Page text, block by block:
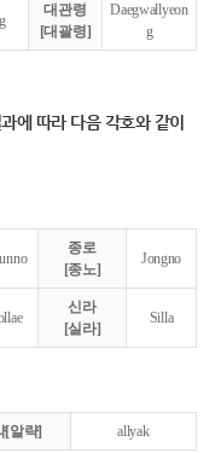
대관령
[대괄령]
Daegwallyeon
g
에 따라 다음 각호와 같이
종로
[종노]
Jongno
신라
[실라]
Silla
[알략] allyak